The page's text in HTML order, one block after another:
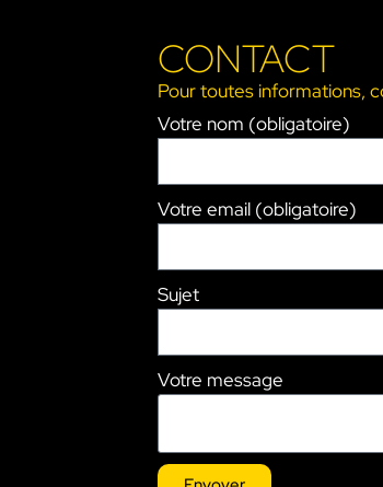
CONTACT
Pour toutes informations,
Votre nom (obligatoire)
Votre email (obligatoire)
Sujet
Votre message